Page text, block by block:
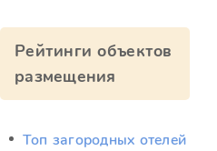
Рейтинги объектов
размещения
Топ загородных отелей